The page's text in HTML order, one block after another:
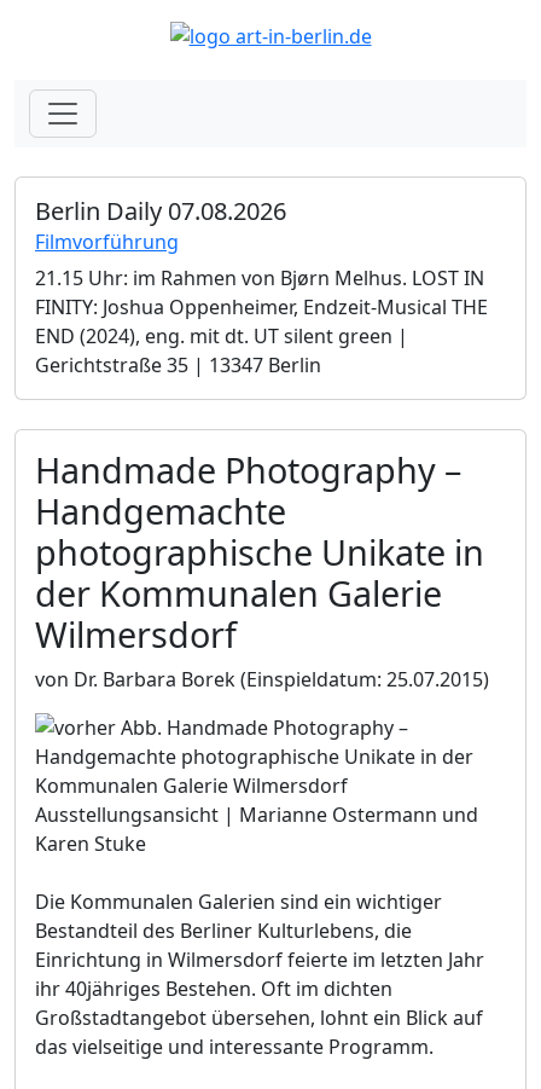
Berlin Daily 07.08.2026
Filmvorführung
21.15 Uhr: im Rahmen von Bjørn Melhus. LOST IN
FINITY: Joshua Oppenheimer, Endzeit-Musical THE
END (2024), eng. mit dt. UT silent green |
Gerichtstraße 35 | 13347 Berlin
Handmade Photography –
Handgemachte
photographische Unikate in
der Kommunalen Galerie
Wilmersdorf
von Dr. Barbara Borek(Einspieldatum: 25.07.2015)
Ausstellungsansicht | Marianne Ostermann und
Karen Stuke
Die Kommunalen Galerien sind ein wichtiger
Bestandteil des Berliner Kulturlebens, die
Einrichtung in Wilmersdorf feierte im letzten Jahr
ihr 40jähriges Bestehen. Oft im dichten
Großstadtangebot übersehen, lohnt ein Blick auf
das vielseitige und interessante Programm.